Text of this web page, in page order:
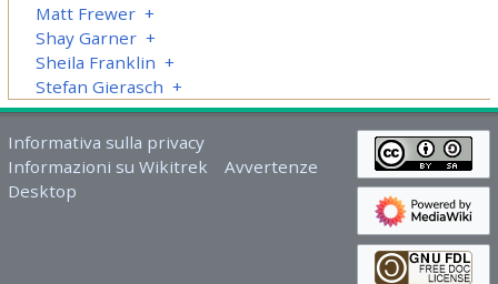
Matt Frewer +
Shay Garner +
Sheila Franklin +
Stefan Gierasch +
Informativa sulla privacy
Informazioni su Wikitrek
Avvertenze
Desktop